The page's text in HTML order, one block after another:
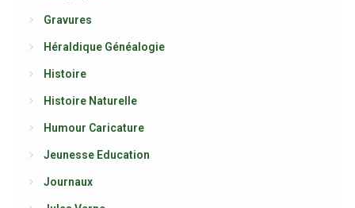
Gravures
Héraldique Généalogie
Histoire
Histoire Naturelle
Humour Caricature
Jeunesse Education
Journaux